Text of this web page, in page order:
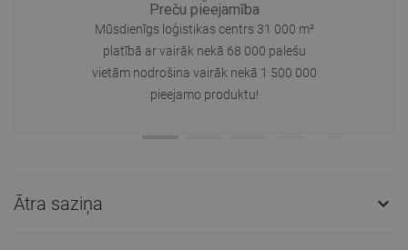
Preču pieejamība
Mūsdienīgs loģistikas centrs 31 000 m²
platībā ar vairāk nekā 68 000 palešu
vietām nodrošina vairāk nekā 1 500 000
pieejamo produktu!
Ātra saziņa 